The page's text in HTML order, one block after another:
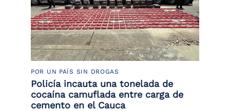
POR UN PAÍS SIN DROGAS
Policía incauta una tonelada de
cocaína camuflada entre carga de
cemento en el Cauca